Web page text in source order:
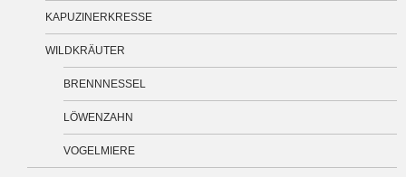
KAPUZINERKRESSE
WILDKRÄUTER
BRENNNESSEL
LÖWENZAHN
VOGELMIERE